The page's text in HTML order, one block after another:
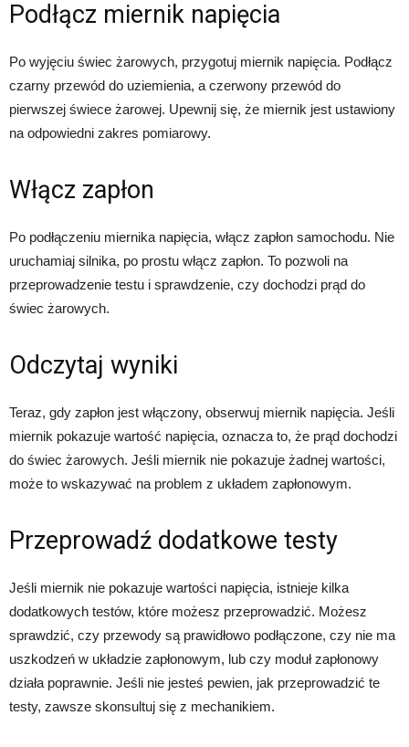
Podłącz miernik napięcia
Po wyjęciu świec żarowych, przygotuj miernik napięcia. Podłącz
czarny przewód do uziemienia, a czerwony przewód do
pierwszej świece żarowej. Upewnij się, że miernik jest ustawiony
na odpowiedni zakres pomiarowy.
Włącz zapłon
Po podłączeniu miernika napięcia, włącz zapłon samochodu. Nie
uruchamiaj silnika, po prostu włącz zapłon. To pozwoli na
przeprowadzenie testu i sprawdzenie, czy dochodzi prąd do
świec żarowych.
Odczytaj wyniki
Teraz, gdy zapłon jest włączony, obserwuj miernik napięcia. Jeśli
miernik pokazuje wartość napięcia, oznacza to, że prąd dochodzi
do świec żarowych. Jeśli miernik nie pokazuje żadnej wartości,
może to wskazywać na problem z układem zapłonowym.
Przeprowadź dodatkowe testy
Jeśli miernik nie pokazuje wartości napięcia, istnieje kilka
dodatkowych testów, które możesz przeprowadzić. Możesz
sprawdzić, czy przewody są prawidłowo podłączone, czy nie ma
uszkodzeń w układzie zapłonowym, lub czy moduł zapłonowy
działa poprawnie. Jeśli nie jesteś pewien, jak przeprowadzić te
testy, zawsze skonsultuj się z mechanikiem.